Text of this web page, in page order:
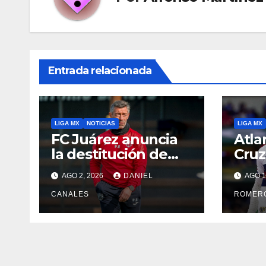
Entrada relacionada
LIGA MX NOTICIAS
FC Juárez anuncia
la destitución de
Pedro Caixinha
AGO 2, 2026 DANIEL
CANALES
LIGA MX
AGO